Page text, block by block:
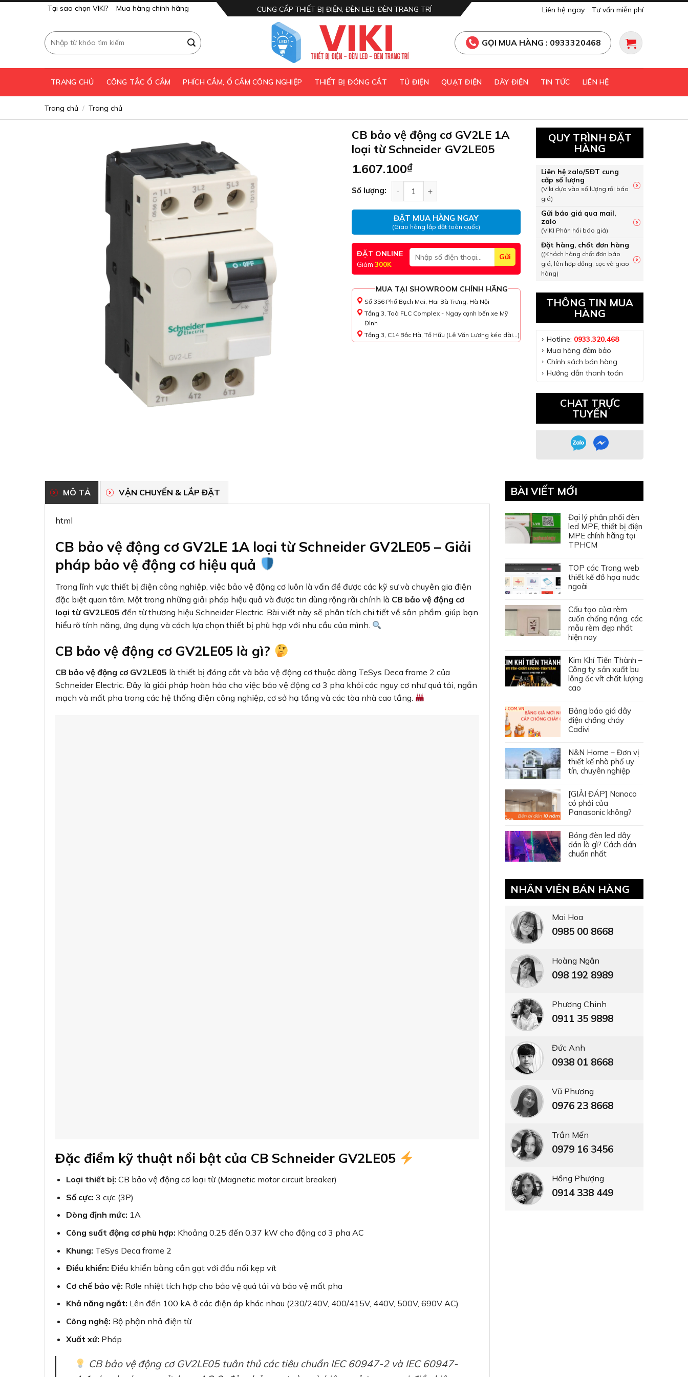
Tại sao chọn VIKI? Mua hàng chính hãng CUNG CẤP THIẾT BỊ ĐIỆN, ĐÈN LED, ĐÈN TRANG TRÍ Liên hệ ngay Tư vấn miễn phí
Tìm
kiếm:
GỌI MUA HÀNG : 0933320468
TRANG CHỦ CÔNG TẮC Ổ CẮM PHÍCH CẮM, Ổ CẮM CÔNG NGHIỆP THIẾT BỊ ĐÓNG CẮT TỦ ĐIỆN QUẠT ĐIỆN DÂY ĐIỆN TIN TỨC LIÊN HỆ
Trang chủ / Trang chủ
CB bảo vệ động cơ GV2LE 1A
loại từ Schneider GV2LE05
1.607.100₫
Số lượng: CB bảo vệ động cơ GV2LE 1A loại từ Schneider GV2LE05 số lượng
ĐẶT MUA HÀNG NGAY
(Giao hàng lắp đặt toàn quốc)
ĐẶT ONLINE
Giảm 300K
MUA TẠI SHOWROOM CHÍNH HÃNG
Số 356 Phố Bạch Mai, Hai Bà Trưng, Hà Nội
Tầng 3, Toà FLC Complex - Ngay cạnh bến xe Mỹ
Đình
Tầng 3, C14 Bắc Hà, Tố Hữu (Lê Văn Lương kéo dài...)
QUY TRÌNH ĐẶT
HÀNG
Liên hệ zalo/SĐT cung
cấp số lượng
(Viki dựa vào số lượng rồi báo
giá)
Gửi báo giá qua mail,
zalo
(VIKI Phản hồi báo giá)
Đặt hàng, chốt đơn hàng
((Khách hàng chốt đơn báo
giá, lên hợp đồng, cọc và giao
hàng)
THÔNG TIN MUA
HÀNG
Hotline: 0933.320.468
Mua hàng đảm bảo
Chính sách bán hàng
Hướng dẫn thanh toán
CHAT TRỰC
TUYẾN
MÔ TẢ VẬN CHUYỂN & LẮP ĐẶT
html
CB bảo vệ động cơ GV2LE 1A loại từ Schneider GV2LE05 – Giải
pháp bảo vệ động cơ hiệu quả
Trong lĩnh vực thiết bị điện công nghiệp, việc bảo vệ động cơ luôn là vấn đề được các kỹ sư và chuyên gia điện
đặc biệt quan tâm. Một trong những giải pháp hiệu quả và được tin dùng rộng rãi chính là CB bảo vệ động cơ
loại từ GV2LE05 đến từ thương hiệu Schneider Electric. Bài viết này sẽ phân tích chi tiết về sản phẩm, giúp bạn
hiểu rõ tính năng, ứng dụng và cách lựa chọn thiết bị phù hợp với nhu cầu của mình.
CB bảo vệ động cơ GV2LE05 là gì?
CB bảo vệ động cơ GV2LE05 là thiết bị đóng cắt và bảo vệ động cơ thuộc dòng TeSys Deca frame 2 của
Schneider Electric. Đây là giải pháp hoàn hảo cho việc bảo vệ động cơ 3 pha khỏi các nguy cơ như quá tải, ngắn
mạch và mất pha trong các hệ thống điện công nghiệp, cơ sở hạ tầng và các tòa nhà cao tầng.
Đặc điểm kỹ thuật nổi bật của CB Schneider GV2LE05
Loại thiết bị: CB bảo vệ động cơ loại từ (Magnetic motor circuit breaker)
Số cực: 3 cực (3P)
Dòng định mức: 1A
Công suất động cơ phù hợp: Khoảng 0.25 đến 0.37 kW cho động cơ 3 pha AC
Khung: TeSys Deca frame 2
Điều khiển: Điều khiển bằng cần gạt với đầu nối kẹp vít
Cơ chế bảo vệ: Rơle nhiệt tích hợp cho bảo vệ quá tải và bảo vệ mất pha
Khả năng ngắt: Lên đến 100 kA ở các điện áp khác nhau (230/240V, 400/415V, 440V, 500V, 690V AC)
Công nghệ: Bộ phận nhả điện từ
Xuất xứ: Pháp
CB bảo vệ động cơ GV2LE05 tuân thủ các tiêu chuẩn IEC 60947-2 và IEC 60947-
BÀI VIẾT MỚI
Đại lý phân phối đèn
led MPE, thiết bị điện
MPE chính hãng tại
TPHCM
TOP các Trang web
thiết kế đồ họa nước
ngoài
Cấu tạo của rèm
cuốn chống nắng, các
mẫu rèm đẹp nhất
hiện nay
Kim Khí Tiến Thành –
Công ty sản xuất bu
lông ốc vít chất lượng
cao
Bảng báo giá dây
điện chống cháy
Cadivi
N&N Home – Đơn vị
thiết kế nhà phố uy
tín, chuyên nghiệp
[GIẢI ĐÁP] Nanoco
có phải của
Panasonic không?
Bóng đèn led dây
dán là gì? Cách dán
chuẩn nhất
NHÂN VIÊN BÁN HÀNG
Mai Hoa
0985 00 8668
Hoàng Ngân
098 192 8989
Phương Chinh
0911 35 9898
Đức Anh
0938 01 8668
Vũ Phương
0976 23 8668
Trần Mến
0979 16 3456
Hồng Phượng
0914 338 449